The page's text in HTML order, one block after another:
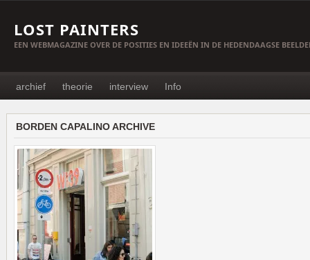
LOST PAINTERS
EEN WEBMAGAZINE OVER DE POSITIES EN IDEEËN IN DE HEDENDAAGSE
archief theorie interview Info
BORDEN CAPALINO ARCHIVE